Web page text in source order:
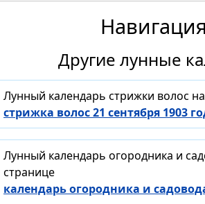
Другие лунные
Лунный календарь стрижки волос
стрижка волос 21 сентября 1903
Лунный календарь огородника и
странице
календарь огородника и